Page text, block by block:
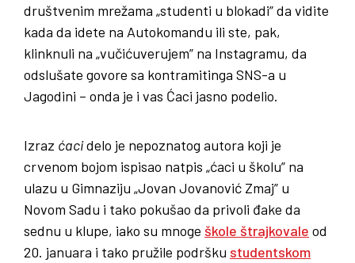
društvenim mrežama „studenti u blokadi” da vidite
kada da idete na Autokomandu ili ste, pak,
klinknuli na „vučićuverujem” na Instagramu, da
odslušate govore sa kontramitinga SNS-a u
Jagodini – onda je i vas Ćaci jasno podelio.
Izraz ćacidelo je nepoznatog autora koji je
crvenom bojom ispisao natpis „ćaci u školu” na
ulazu u Gimnaziju „Jovan Jovanović Zmaj” u
Novom Sadu i tako pokušao da privoli đake da
sednu u klupe, iako su mnoge škole štrajkovale od
20. januara i tako pružile podršku studentskom